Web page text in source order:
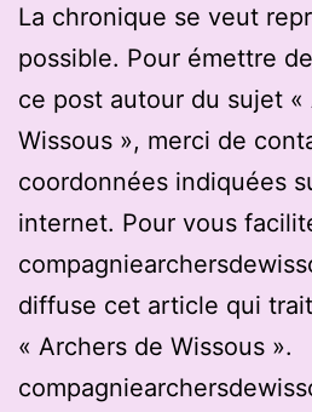
La chronique se veut
possible. Pour émettre
ce post autour du sujet «
Wissous », merci de
coordonnées indiquées
internet. Pour vous
diffuse cet article qui
« Archers de Wissous ».